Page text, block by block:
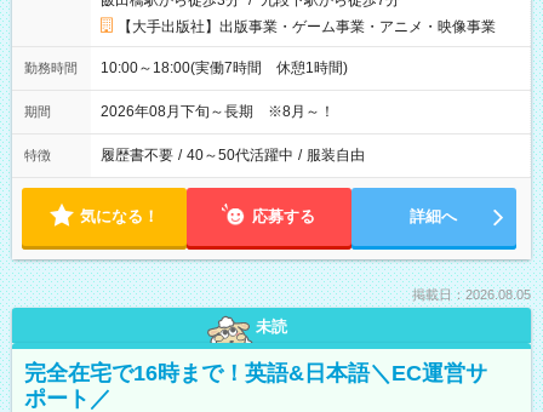
【大手出版社】出版事業・ゲーム事業・アニメ・映像事業
勤務時間 10:00～18:00(実働7時間 休憩1時間)
期間 2026年08月下旬～長期 ※8月～！
特徴 履歴書不要 / 40～50代活躍中 / 服装自由
気になる！ 応募する 詳細へ
掲載日：2026.08.05
未読
完全在宅で16時まで！英語&日本語＼EC運営サ
ポート／